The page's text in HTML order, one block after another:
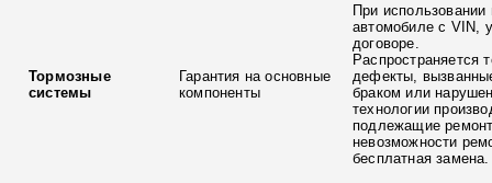
Тормозные
системы
Гарантия на основные
компоненты
При использовании
автомобиле с VIN,
договоре.
Распространяется
дефекты,
браком или
технологии
подлежащие
невозможности
бесплатная замена.